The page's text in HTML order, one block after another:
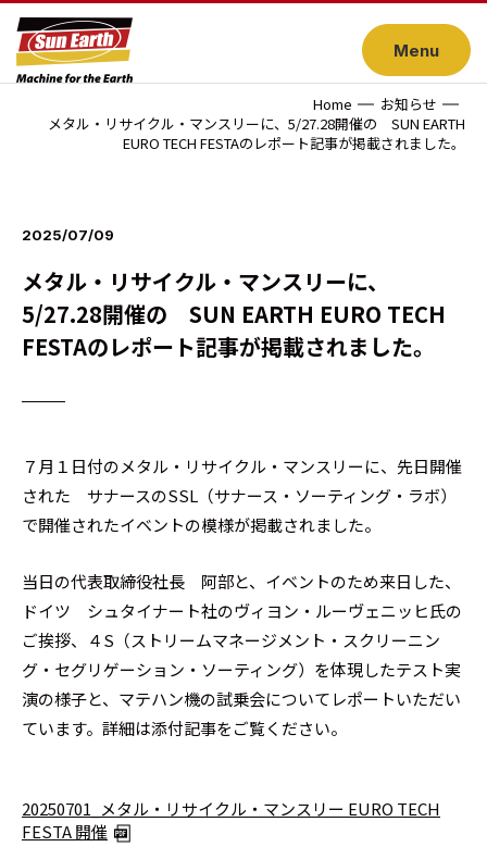
Menu
Home
お知らせ
メタル・リサイクル・マンスリーに、5/27.28開催の SUN EARTH
EURO TECH FESTAのレポート記事が掲載されました。
2025/07/09
メタル・リサイクル・マンスリーに、
5/27.28開催の SUN EARTH EURO TECH
FESTAのレポート記事が掲載されました。
７月１日付のメタル・リサイクル・マンスリーに、先日開催
された サナースのSSL（サナース・ソーティング・ラボ）
で開催されたイベントの模様が掲載されました。
当日の代表取締役社長 阿部と、イベントのため来日した、
ドイツ シュタイナート社のヴィヨン・ルーヴェニッヒ氏の
ご挨拶、４S（ストリームマネージメント・スクリーニン
グ・セグリゲーション・ソーティング）を体現したテスト実
演の様子と、マテハン機の試乗会についてレポートいただい
ています。詳細は添付記事をご覧ください。
20250701_メタル・リサイクル・マンスリー EURO TECH
FESTA 開催